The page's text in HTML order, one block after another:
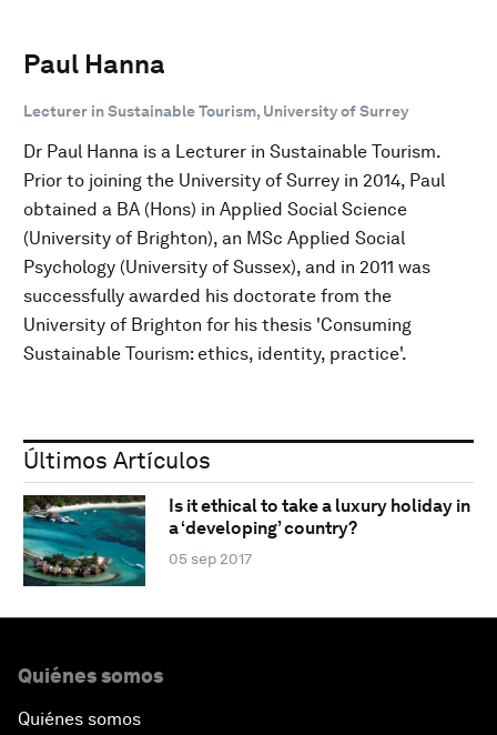
Paul Hanna
Lecturer in Sustainable Tourism, University of Surrey
Dr Paul Hanna is a Lecturer in Sustainable Tourism.
Prior to joining the University of Surrey in 2014, Paul
obtained a BA (Hons) in Applied Social Science
(University of Brighton), an MSc Applied Social
Psychology (University of Sussex), and in 2011 was
successfully awarded his doctorate from the
University of Brighton for his thesis 'Consuming
Sustainable Tourism: ethics, identity, practice'.
Últimos Artículos
Is it ethical to take a luxury holiday in
a ‘developing’ country?
05 sep 2017
Quiénes somos
Quiénes somos